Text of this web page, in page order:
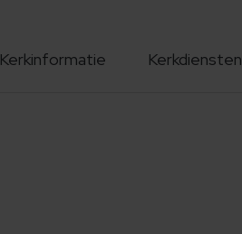
Kerkinformatie Kerkdiensten